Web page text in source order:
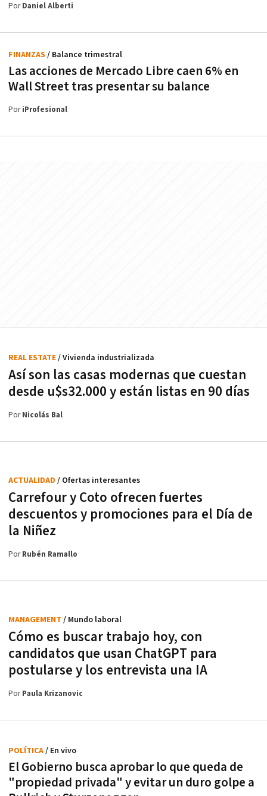
PorDaniel Alberti
Las acciones de Mercado Libre caen 6% en
Wall Street tras presentar su balance
FINANZAS / Balance trimestral
PoriProfesional
Así son las casas modernas que cuestan
desde u$s32.000 y están listas en 90 días
REAL ESTATE/ Vivienda industrializada
PorNicolás Bal
Carrefour y Coto ofrecen fuertes
descuentos y promociones para el Día de
la Niñez
ACTUALIDAD / Ofertas interesantes
PorRubén Ramallo
Cómo es buscar trabajo hoy, con
candidatos que usan ChatGPT para
postularse y los entrevista una IA
MANAGEMENT / Mundo laboral
PorPaula Krizanovic
El Gobierno busca aprobar lo que queda de
"propiedad privada" y evitar un duro golpe a
POLÍTICA/ En vivo